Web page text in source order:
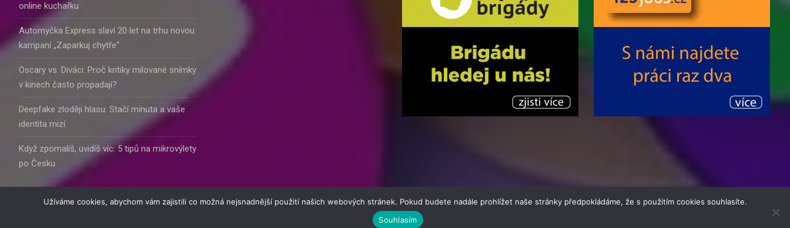
online kuchařku
Automyčka Express slaví 20 let na trhu novou
kampaní „Zaparkuj chytře“
Oscary vs. Diváci: Proč kritiky milované snímky
v kinech často propadají?
Deepfake zloději hlasu: Stačí minuta a vaše
identita mizí
Když zpomalíš, uvidíš víc: 5 tipů na mikrovýlety
po Česku
© 2016 - 2025 Informatik24.cz | člen skupiny 123jobs Media | Všechna práva vyhrazena | Theme by
Užíváme cookies, abychom vám zajistili co možná nejsnadnější použití našich webových stránek. Pokud budete nadále prohlížet naše stránky předpokládáme, že s použitím cookies souhlasíte.
Souhlasím